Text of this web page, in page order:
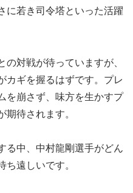
に若き司令塔といった活躍
対戦が待っていますが、
カギを握るはずです。プレ
を崩さず、味方を生かすプ
期待されます。
る中、中村龍剛選手がどん
ち遠しいです。